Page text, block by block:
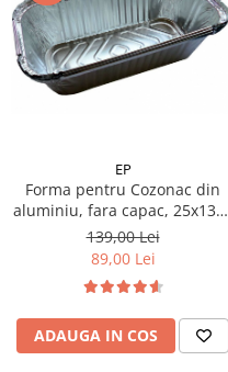
EP
Forma pentru Cozonac din
aluminiu, fara capac, 25x13x7
cm, 816/112, Set 100 buc
139,00 Lei
89,00 Lei
ADAUGA IN COS